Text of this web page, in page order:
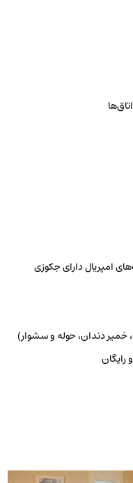
امپریال دارای جکوزی
خمیر دندان، حوله و سشوار)
رایگان